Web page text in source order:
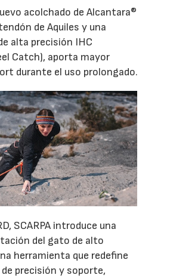
acolchado de Alcantara®
de Aquiles y una
alta precisión IHC
Catch), aporta mayor
durante el uso prolongado.
SCARPA introduce una
del gato de alto
herramienta que redefine
precisión y soporte,